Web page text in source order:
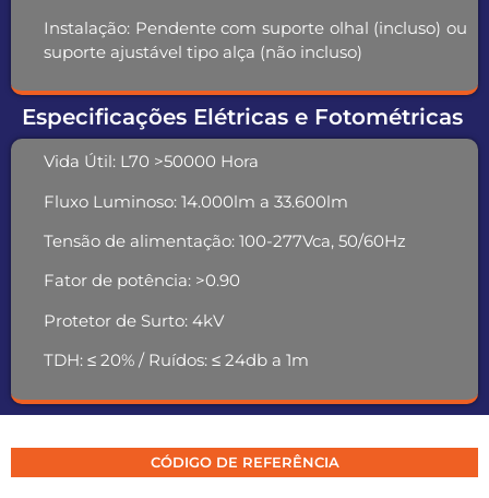
Instalação: Pendente com suporte olhal (incluso) ou
suporte ajustável tipo alça (não incluso)
Especificações Elétricas e Fotométricas
Vida Útil: L70 >50000 Hora
Fluxo Luminoso: 14.000lm a 33.600lm
Tensão de alimentação: 100-277Vca, 50/60Hz
Fator de potência: >0.90
Protetor de Surto: 4kV
TDH: ≤ 20% / Ruídos: ≤ 24db a 1m
CÓDIGO DE REFERÊNCIA